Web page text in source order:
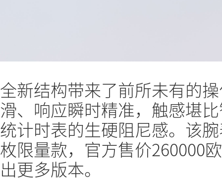
全新结构带来了前所未有的
滑、响应瞬时精准，触感堪
统计时表的生硬阻尼感。该
枚限量款，官方售价260000
出更多版本。